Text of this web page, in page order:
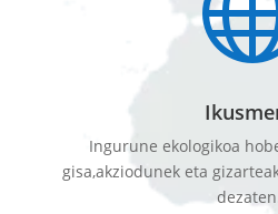
Ingurune ekologikoa
gisa,akziodunek eta